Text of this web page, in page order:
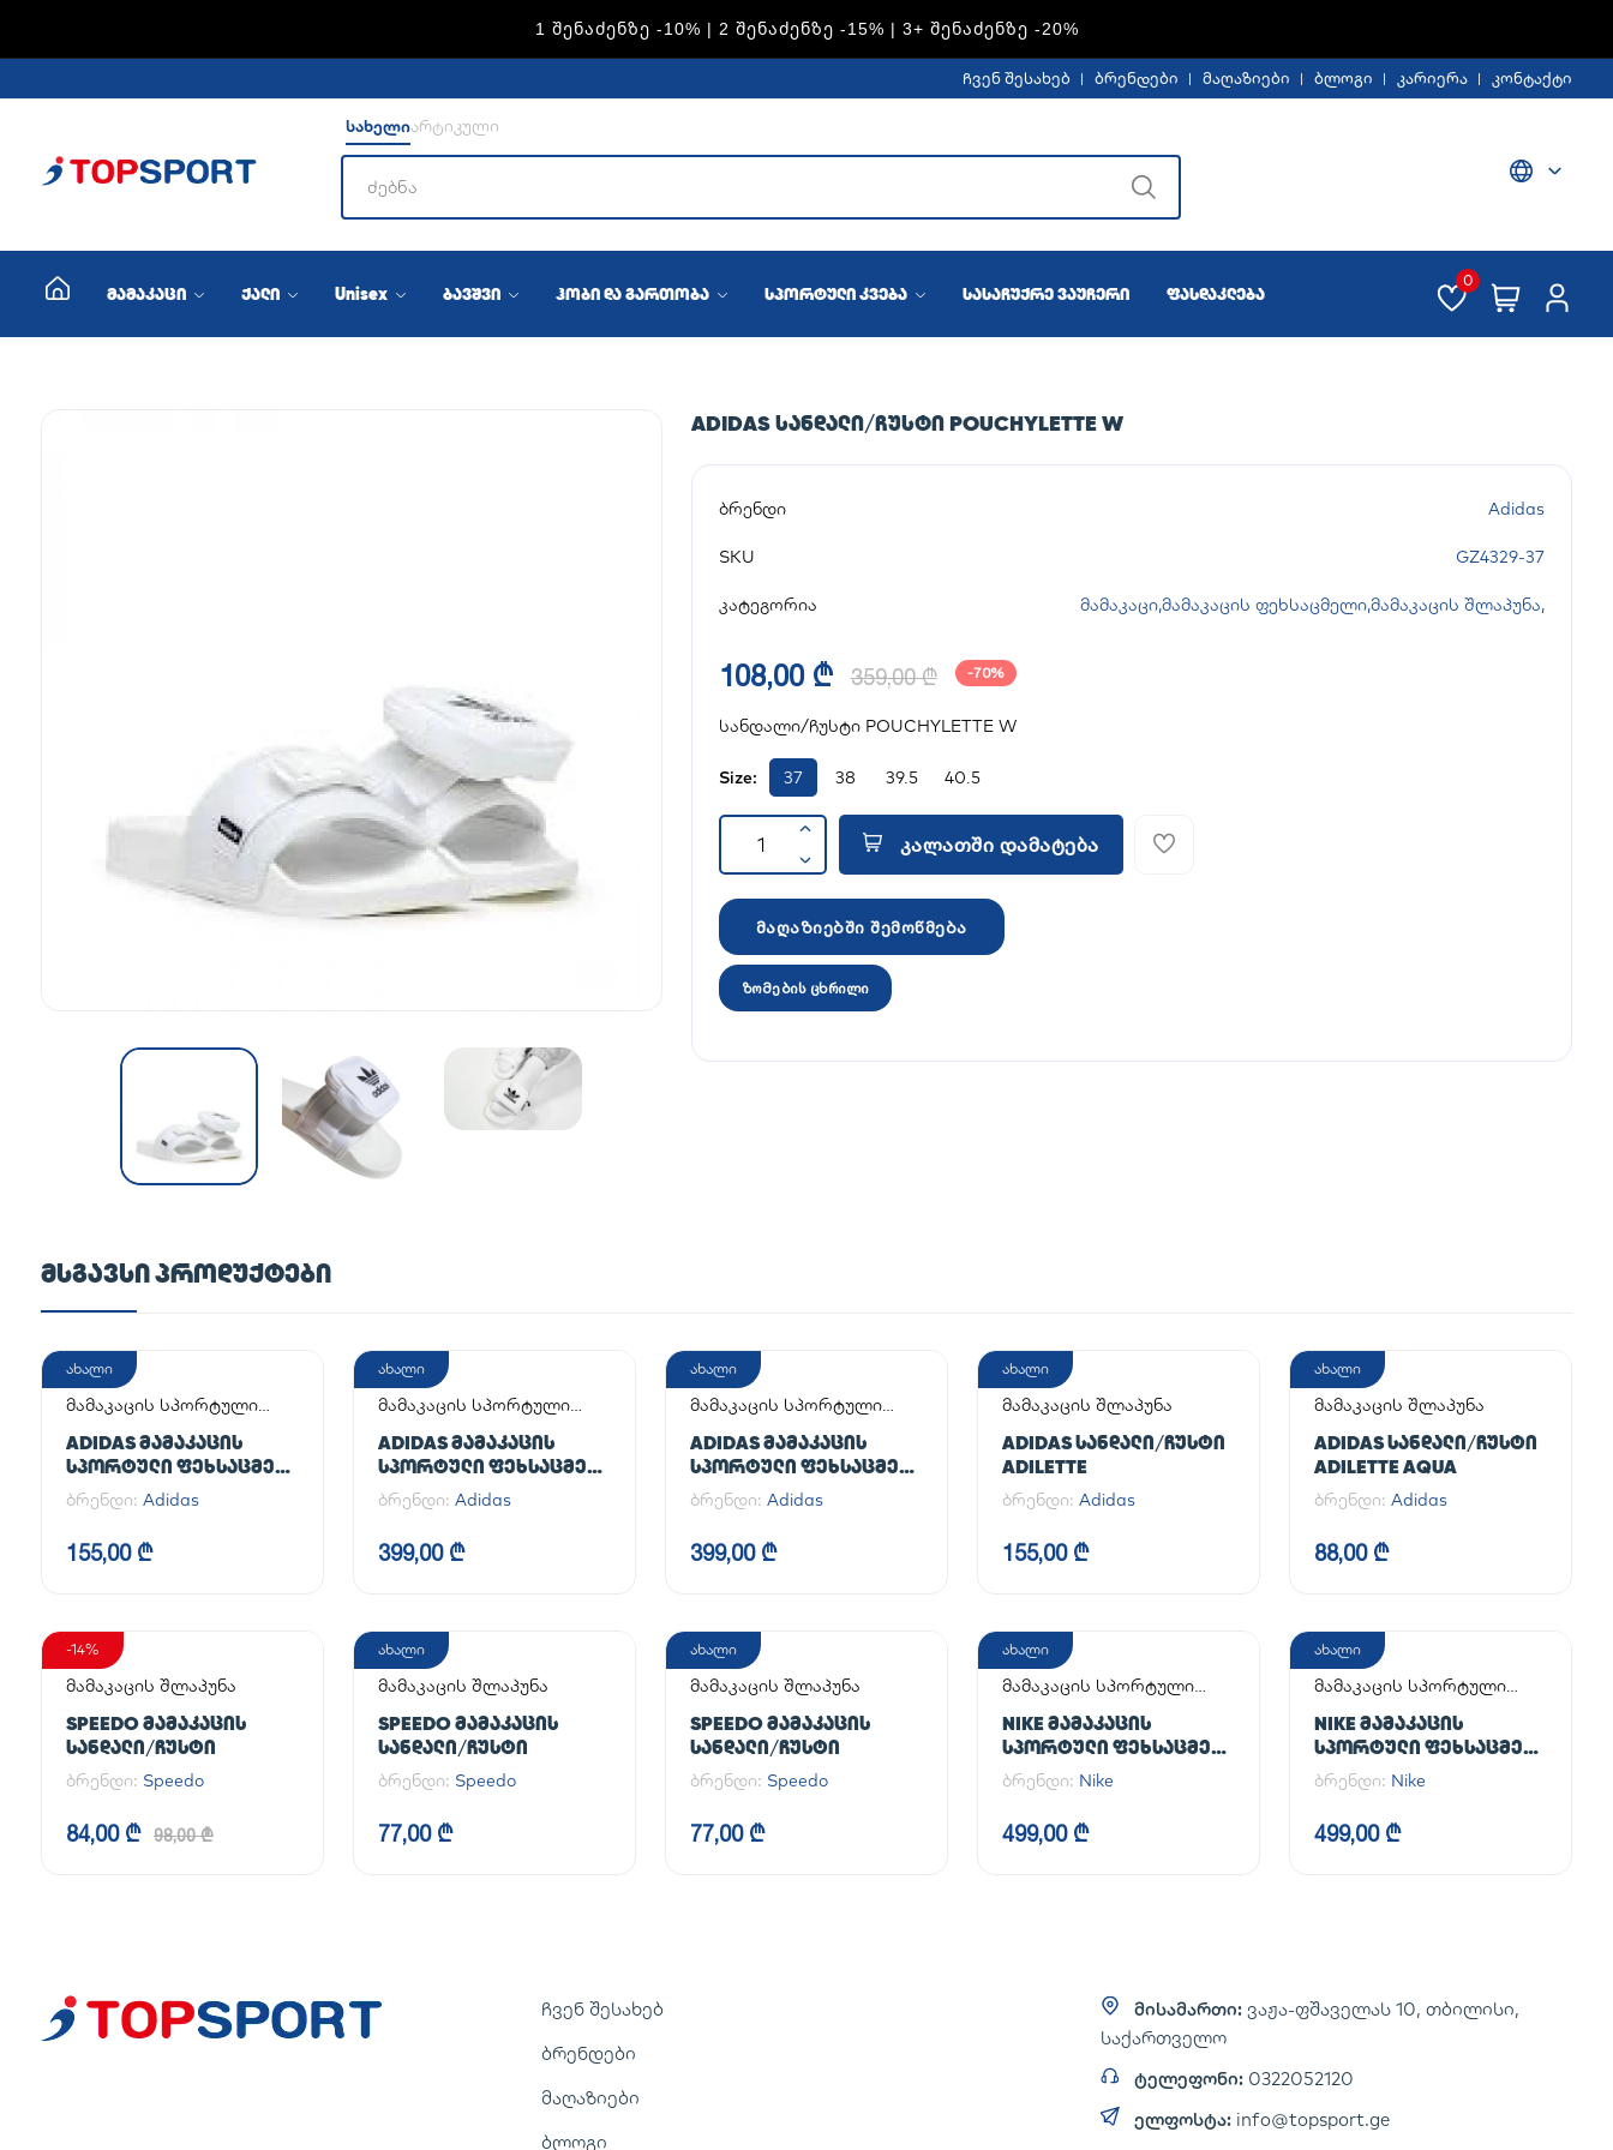
ADIDAS — 1 ᲨᲔᲜᲐᲫᲔᲜᲖᲔ -15% | 2 ᲨᲔᲜᲐᲫᲔᲜᲖᲔ -20% | 3+ ᲨᲔᲜᲐᲫᲔᲜᲖᲔ -30%
ჩვენ შესახებ ბრენდები მაღაზიები ბლოგი კარიერა კონტაქტი
სახელიარტიკული
მამაკაცი ქალი Unisex ბავშვი ჰობი და გართობა სპორტული კვება სასაჩუქრე ვაუჩერი ფასდაკლება
0
ADIDAS ᲡᲐᲜᲓᲐᲚᲘ/ᲩᲣᲡᲢᲘ POUCHYLETTE W
ბრენდი Adidas
SKU GZ4329-37
კატეგორია მამაკაცი,მამაკაცის ფეხსაცმელი,მამაკაცის შლაპუნა,
108,00 ₾ 359,00 ₾ -70%
სანდალი/ჩუსტი POUCHYLETTE W
Size: 37 38 39.5 40.5
კალათში დამატება
მაღაზიებში შემოწმება
ზომების ცხრილი
ᲛᲡᲒᲐᲕᲡᲘ ᲞᲠᲝᲓᲣᲥᲢᲔᲑᲘ
ახალი
მამაკაცის სპორტული
ADIDAS ᲛᲐᲛᲐᲙᲐᲪᲘᲡ
ᲡᲞᲝᲠᲢᲣᲚᲘ ᲤᲔᲮᲡᲐᲪᲛᲔᲚᲘ
ADILETTE
ბრენდი: Adidas
155,00 ₾
ახალი
მამაკაცის სპორტული
ADIDAS ᲛᲐᲛᲐᲙᲐᲪᲘᲡ
ᲡᲞᲝᲠᲢᲣᲚᲘ ᲤᲔᲮᲡᲐᲪᲛᲔᲚᲘ
HANDBALL SPEZIAL
ბრენდი: Adidas
399,00 ₾
ახალი
მამაკაცის სპორტული
ADIDAS ᲛᲐᲛᲐᲙᲐᲪᲘᲡ
ᲡᲞᲝᲠᲢᲣᲚᲘ ᲤᲔᲮᲡᲐᲪᲛᲔᲚᲘ
HANDBALL SPEZIAL
ბრენდი: Adidas
399,00 ₾
ახალი
მამაკაცის შლაპუნა
ADIDAS ᲡᲐᲜᲓᲐᲚᲘ/ᲩᲣᲡᲢᲘ
ADILETTE
ბრენდი: Adidas
155,00 ₾
ახალი
მამაკაცის შლაპუნა
ADIDAS ᲡᲐᲜᲓᲐᲚᲘ/ᲩᲣᲡᲢᲘ
ADILETTE AQUA
ბრენდი: Adidas
88,00 ₾
-14%
მამაკაცის შლაპუნა
SPEEDO ᲛᲐᲛᲐᲙᲐᲪᲘᲡ
ᲡᲐᲜᲓᲐᲚᲘ/ᲩᲣᲡᲢᲘ
ბრენდი: Speedo
84,00 ₾ 98,00 ₾
ახალი
მამაკაცის შლაპუნა
SPEEDO ᲛᲐᲛᲐᲙᲐᲪᲘᲡ
ᲡᲐᲜᲓᲐᲚᲘ/ᲩᲣᲡᲢᲘ
ბრენდი: Speedo
77,00 ₾
ახალი
მამაკაცის შლაპუნა
SPEEDO ᲛᲐᲛᲐᲙᲐᲪᲘᲡ
ᲡᲐᲜᲓᲐᲚᲘ/ᲩᲣᲡᲢᲘ
ბრენდი: Speedo
77,00 ₾
ახალი
მამაკაცის სპორტული
NIKE ᲛᲐᲛᲐᲙᲐᲪᲘᲡ
ᲡᲞᲝᲠᲢᲣᲚᲘ ᲤᲔᲮᲡᲐᲪᲛᲔᲚᲘ
AIR FORCE 1 '07
ბრენდი: Nike
499,00 ₾
ახალი
მამაკაცის სპორტული
NIKE ᲛᲐᲛᲐᲙᲐᲪᲘᲡ
ᲡᲞᲝᲠᲢᲣᲚᲘ ᲤᲔᲮᲡᲐᲪᲛᲔᲚᲘ
AIR FORCE 1 '07
ბრენდი: Nike
499,00 ₾
ჩვენ შესახებ
ბრენდები
მაღაზიები
ბლოგი
მისამართი: ვაჟა-ფშაველას 10, თბილისი,
საქართველო
ტელეფონი: 0322052120
ელფოსტა: info@topsport.ge